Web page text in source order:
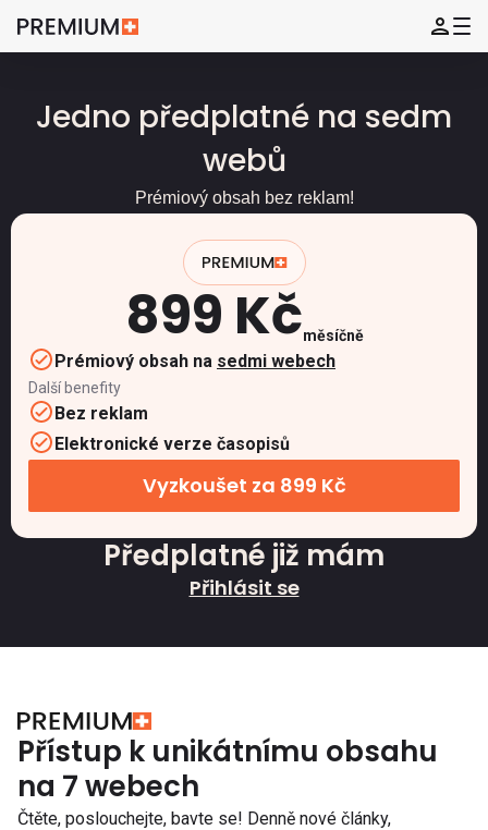
Jedno předplatné na sedm
webů
Prémiový obsah bez reklam!
899 Kčměsíčně
Prémiový obsah na sedmi webech
Další benefity
Bez reklam
Elektronické verze časopisů
Vyzkoušet za 899 Kč
Předplatné již mám
Přihlásit se
Přístup k unikátnímu obsahu
na 7 webech
Čtěte, poslouchejte, bavte se! Denně nové články,